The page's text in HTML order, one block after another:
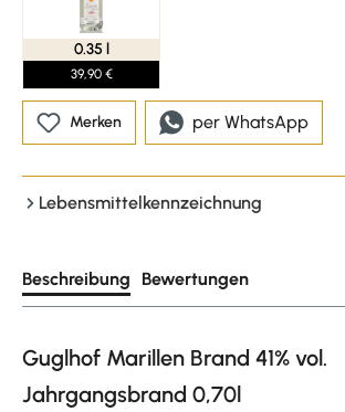
0.35 l
39,90 €
Merken per WhatsApp
Lebensmittelkennzeichnung
Beschreibung Bewertungen
Guglhof Marillen Brand 41% vol.
Jahrgangsbrand 0,70l